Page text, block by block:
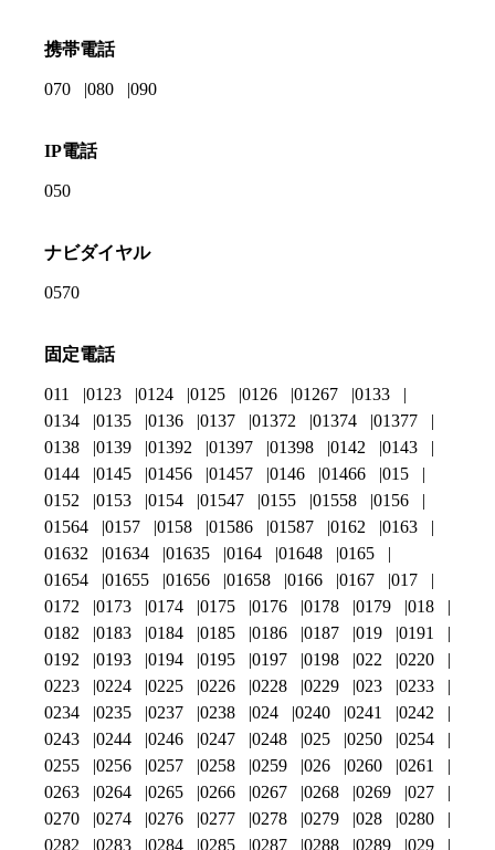
携帯電話
070 080 090
IP電話
050
ナビダイヤル
0570
固定電話
011 0123 0124 0125 0126 01267
0133
0134
0135 0136 0137 01372 01374
01377
0138
0139 01392 01397 01398 0142
0143
0144
0145 01456 01457 0146 01466
015
0152
0153 0154 01547 0155 01558
0156
01564
0157 0158 01586 01587 0162
0163
01632
01634 01635 0164 01648
0165
01654
01655 01656 01658 0166 0167
017
0172
0173 0174 0175 0176 0178 0179
018
0182
0183 0184 0185 0186 0187 019
0191
0192
0193 0194 0195 0197 0198 022
0220
0223
0224 0225 0226 0228 0229 023
0233
0234
0235 0237 0238 024 0240 0241
0242
0243
0244 0246 0247 0248 025 0250
0254
0255
0256 0257 0258 0259 026 0260
0261
0263
0264 0265 0266 0267 0268 0269
027
0270
0274 0276 0277 0278 0279 028
0280
0282
0283 0284 0285 0287 0288 0289 029